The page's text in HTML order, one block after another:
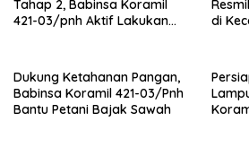
Tahap 2, Babinsa Koramil
421-03/pnh Aktif Lakukan
di
Dukung Ketahanan Pangan,
Babinsa Koramil 421-03/Pnh
Bantu Petani Bajak Sawah